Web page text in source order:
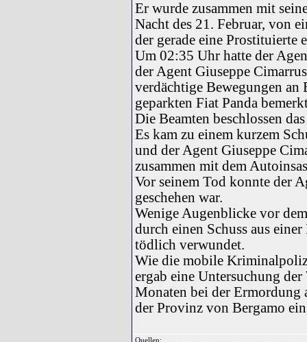
Er wurde zusammen mit
Nacht des 21. Februar, von
der gerade eine Prostituierte
Um 02:35 Uhr hatte der
der Agent Giuseppe
verdächtige Bewegungen an
geparkten Fiat Panda
Die Beamten beschlossen
Es kam zu einem kurzem
und der Agent Giuseppe
zusammen mit dem
Vor seinem Tod konnte der
geschehen war.
Wenige Augenblicke vor
durch einen Schuss aus
tödlich verwundet.
Wie die mobile
ergab eine Untersuchung
Monaten bei der Ermordung
der Provinz von Bergamo
Quellen: